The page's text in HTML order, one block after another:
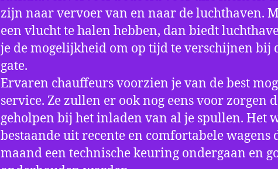
zijn naar vervoer van en naar de luchthaven.
een vlucht te halen hebben, dan biedt
je de mogelijkheid om op tijd te verschijnen bij
gate.
Ervaren chauffeurs voorzien je van de best
service. Ze zullen er ook nog eens voor zorgen
geholpen bij het inladen van al je spullen. Het
bestaande uit recente en comfortabele wagens
maand een technische keuring ondergaan en